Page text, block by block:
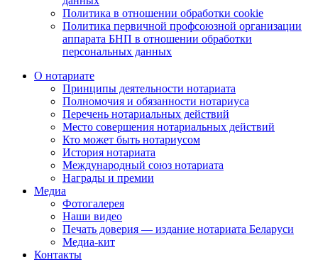
Политика в отношении обработки cookie
Политика первичной профсоюзной организации
аппарата БНП в отношении обработки
персональных данных
О нотариате
Принципы деятельности нотариата
Полномочия и обязанности нотариуса
Перечень нотариальных действий
Место совершения нотариальных действий
Кто может быть нотариусом
История нотариата
Международный союз нотариата
Награды и премии
Медиа
Фотогалерея
Наши видео
Печать доверия — издание нотариата Беларуси
Медиа-кит
Контакты